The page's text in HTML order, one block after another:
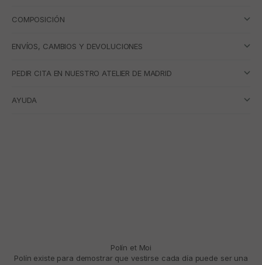
COMPOSICIÓN
ENVÍOS, CAMBIOS Y DEVOLUCIONES
PEDIR CITA EN NUESTRO ATELIER DE MADRID
AYUDA
Polín et Moi
Polín existe para demostrar que vestirse cada día puede ser una